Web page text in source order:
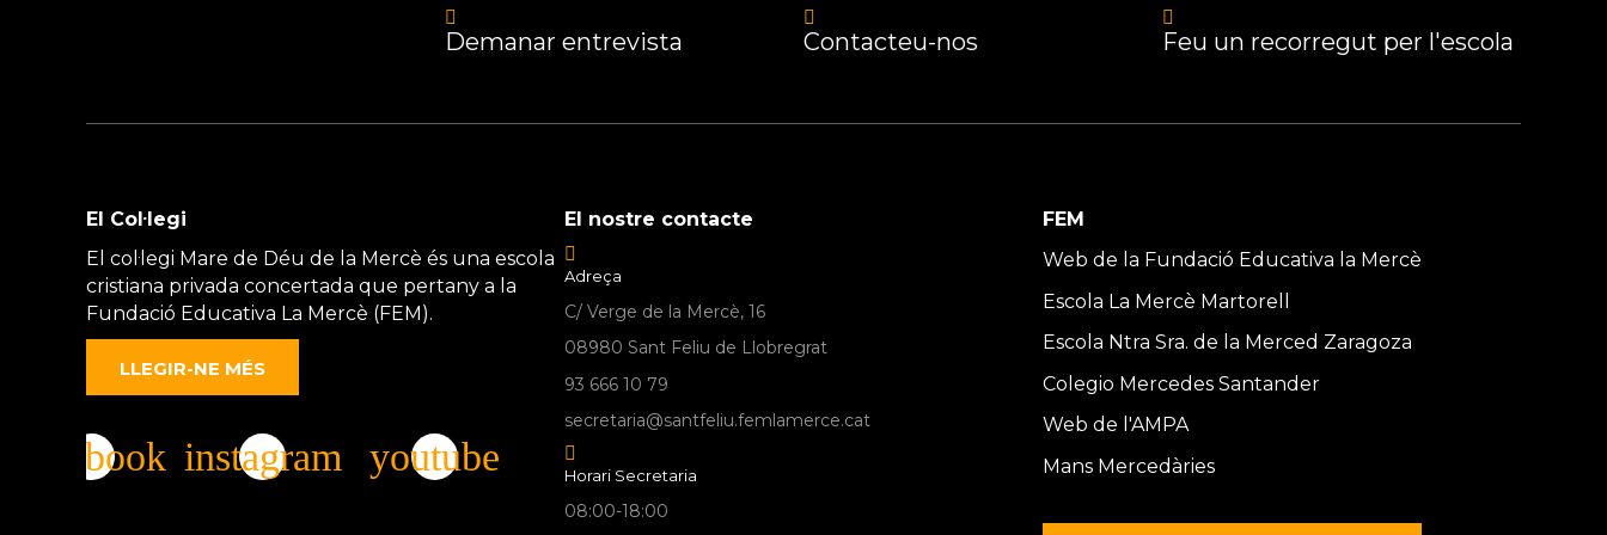
Demanar entrevista Contacteu-nos Feu un recorregut per l'escola
El Col·legi
El col·legi Mare de Déu de la Mercè és una escola
cristiana privada concertada que pertany a la
Fundació Educativa La Mercè (FEM).
LLEGIR-NE MÉS
El nostre contacte
Adreça
C/ Verge de la Mercè, 16
08980 Sant Feliu de Llobregrat
93 666 10 79
secretaria@santfeliu.femlamerce.cat
Horari Secretaria
08:00-18:00
FEM
Web de la Fundació Educativa la Mercè
Escola La Mercè Martorell
Escola Ntra Sra. de la Merced Zaragoza
Colegio Mercedes Santander
Web de l'AMPA
Mans Mercedàries